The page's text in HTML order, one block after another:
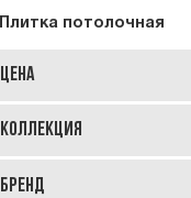
Плитка потолочная
Цена
Коллекция
Бренд